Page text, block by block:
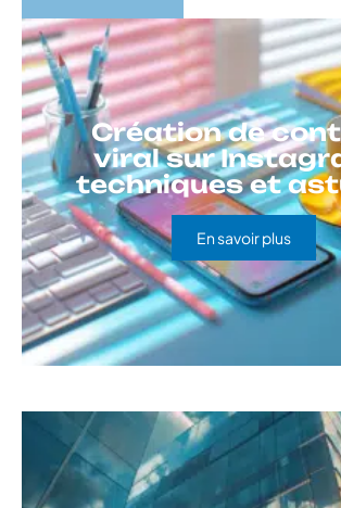
Création de
viral sur
techniques et
En savoir plus